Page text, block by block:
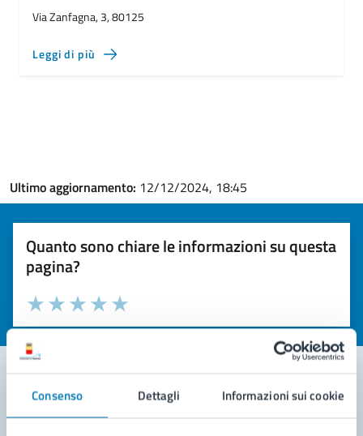
Consenso Dettagli Informazioni sui cookie
Via Zanfagna, 3, 80125
Leggi di più
Ultimo aggiornamento: 12/12/2024, 18:45
Quanto sono chiare le informazioni su questa
pagina?
Valuta la chiarezza delle informazioni (da 1 a 5 stelle)
Seleziona il numero di stelle per valutare la chiarezza delle
Valuta 5 stelle su 5
Valuta 4 stelle su 5
Valuta 3 stelle su 5
Valuta 2 stelle su 5
Valuta 1 stelle su 5
Contatta il comune